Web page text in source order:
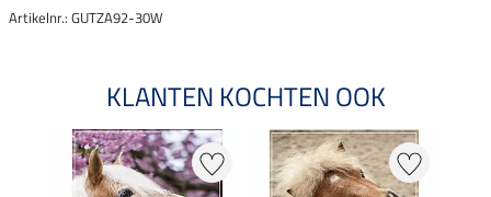
Artikelnr.: GUTZA92-30W
KLANTEN KOCHTEN OOK